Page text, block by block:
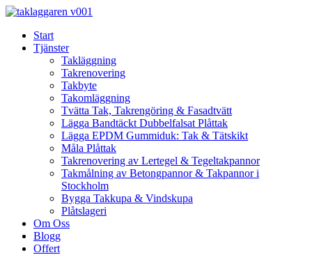
Skip
contentStart
Tjänster
Takläggning
Takrenovering
Takbyte
Takomläggning
Tvätta Tak, Takrengöring & Fasadtvätt
Lägga Bandtäckt Dubbelfalsat Plåttak
Lägga EPDM Gummiduk: Tak & Tätskikt
Måla Plåttak
Takrenovering av Lertegel & Tegeltakpannor
Takmålning av Betongpannor & Takpannor i
Stockholm
Bygga Takkupa & Vindskupa
Plåtslageri
Om Oss
Blogg
Offert